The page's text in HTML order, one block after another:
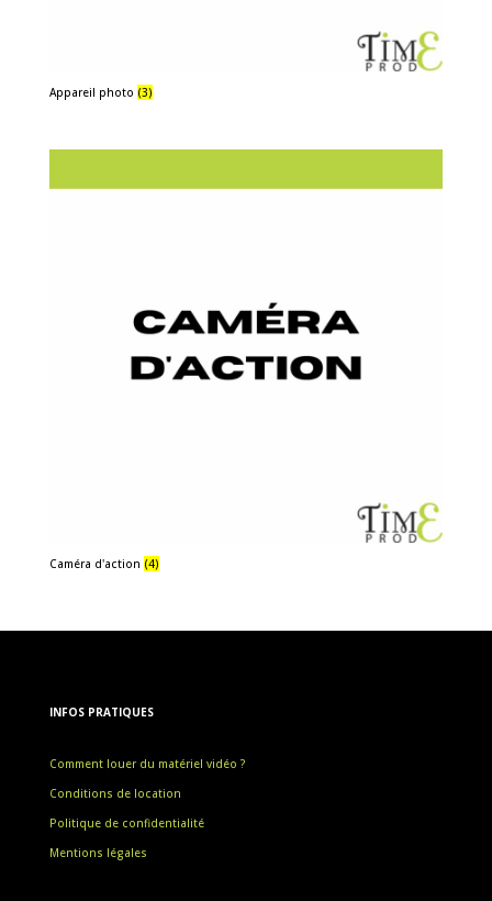
Appareil photo (3)
Caméra d'action (4)
INFOS PRATIQUES
Comment louer du matériel vidéo ?
Conditions de location
Politique de confidentialité
Mentions légales